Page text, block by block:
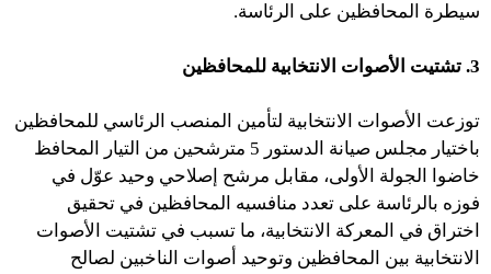
سيطرة المحافظين على الرئاسة.
3. تشتيت الأصوات الانتخابية للمحافظين
توزعت الأصوات الانتخابية لتأمين المنصب الرئاسي للمحافظين
باختيار مجلس صيانة الدستور 5 مترشحين من التيار المحافظ
خاضوا الجولة الأولى، مقابل مرشح إصلاحي وحيد عوّل في
فوزه بالرئاسة على تعدد منافسيه المحافظين في تحقيق
اختراق في المعركة الانتخابية، ما تسبب في تشتيت الأصوات
الانتخابية بين المحافظين وتوحيد أصوات الناخبين لصالح